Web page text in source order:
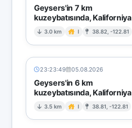
Geysers'in 7 km
kuzeybatısında, Kaliforniya
3.0 km I 38.82, -122.81
23:23:49 05.08.2026
Geysers'in 6 km
kuzeybatısında, Kaliforniya
3.5 km I 38.81, -122.81